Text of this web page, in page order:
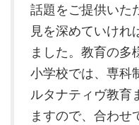
話題をご提供いた
見を深めていけれ
ました。教育の多
小学校では、専科
ルタナティヴ教育
ますので、合わせ